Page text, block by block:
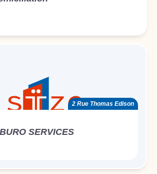
2 Rue Thomas Edison
SERVICES